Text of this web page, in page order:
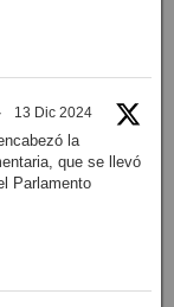
· 13 Dic 2024
la
que se llevó
Parlamento